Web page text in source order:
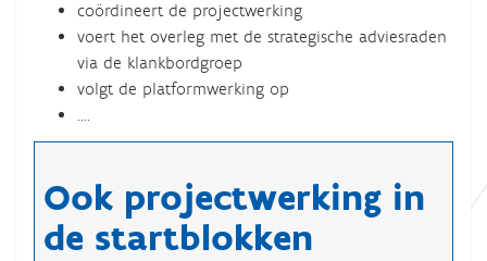
coördineert de projectwerking
voert het overleg met de strategische adviesraden
via de klankbordgroep
volgt de platformwerking op
Ook projectwerking in
de startblokken